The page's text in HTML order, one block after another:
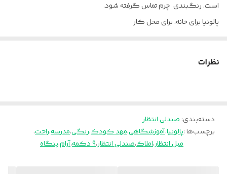
است. رنگبندی چرم تماس گرفته شود.
پالونیا برای خانه، برای محل کار
نظرات
دسته‌بندی:صندلی انتظار
برچسب‌ها :پالونیا،آموزشگاهی،مهد کودک،رنگی،مدرسه،راحت،
مبل انتظار،املاک،صندلی انتظار،9 دکمه ،آرام،بنگاه